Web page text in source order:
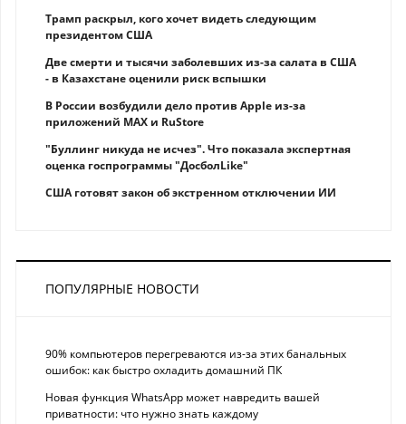
Трамп раскрыл, кого хочет видеть следующим
президентом США
Две смерти и тысячи заболевших из-за салата в США
- в Казахстане оценили риск вспышки
В России возбудили дело против Apple из-за
приложений MAX и RuStore
"Буллинг никуда не исчез". Что показала экспертная
оценка госпрограммы "ДосболLike"
США готовят закон об экстренном отключении ИИ
ПОПУЛЯРНЫЕ НОВОСТИ
90% компьютеров перегреваются из-за этих банальных
ошибок: как быстро охладить домашний ПК
Новая функция WhatsApp может навредить вашей
приватности: что нужно знать каждому